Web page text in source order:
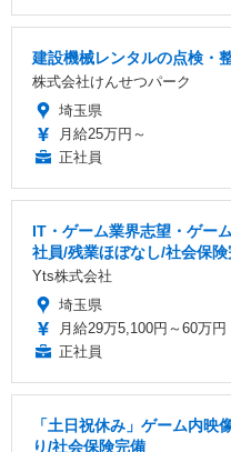
建設機械レンタルの点検・
株式会社けんせつパーク
埼玉県
月給25万円～
正社員
IT・ゲーム業界志望・ゲー
社員/残業ほぼなし/社会保
Yts株式会社
埼玉県
月給29万5,100円～60万円
正社員
「土日祝休み」ゲーム内映
り/社会保険完備